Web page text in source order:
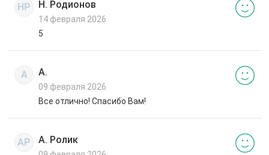
НР Н. Родионов
14 февраля 2026
5
А А.
09 февраля 2026
Все отлично! Спасибо Вам!
АР А. Ролик